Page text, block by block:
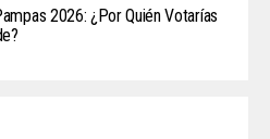
2026: ¿Por Quién Votarías